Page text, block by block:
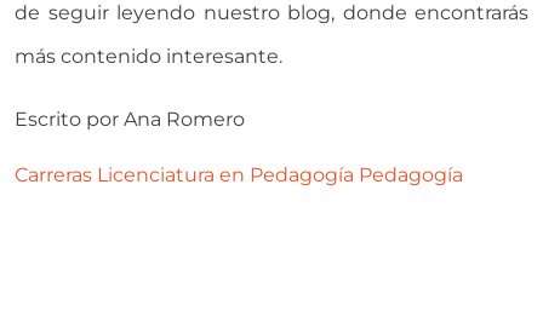
de seguir leyendo nuestro blog, donde encontrarás
más contenido interesante.
Escrito por Ana Romero
Carreras Licenciatura en Pedagogía Pedagogía